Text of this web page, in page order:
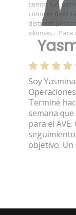
Soy
Terminé
semana
para el
objetivo. Un